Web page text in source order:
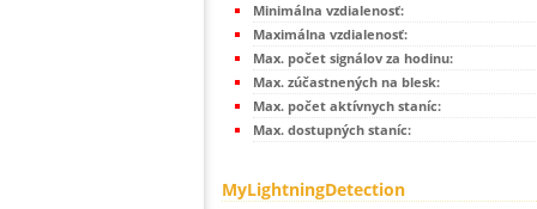
Minimálna vzdialenosť:
Maximálna vzdialenosť:
Max. počet signálov za hodinu:
Max. zúčastnených na blesk:
Max. počet aktívnych staníc:
Max. dostupných staníc:
MyLightningDetection